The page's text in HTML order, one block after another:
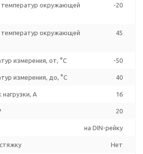
температур окружающей
-20
температур окружающей
45
измерения, от, °C -50
измерения, до, °C 40
А 16
20
на DIN-рейку
Нет